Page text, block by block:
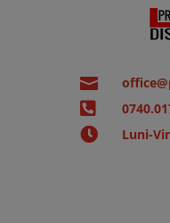


 Luni-